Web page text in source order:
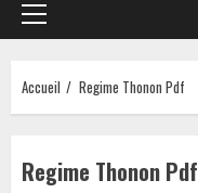
Menu
principal
Accueil Regime Thonon Pdf
Regime Thonon Pdf